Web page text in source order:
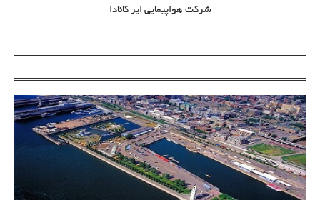
شرکت هواپیمایی ایر کانادا